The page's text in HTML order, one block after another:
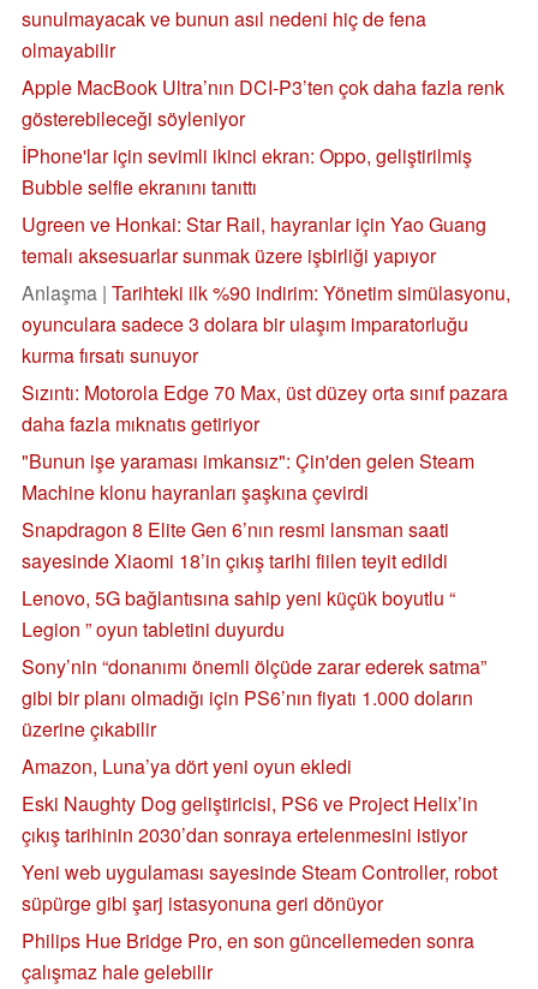
sunulmayacak ve bunun asıl nedeni hiç de fena
olmayabilir
Apple MacBook Ultra’nın DCI-P3’ten çok daha fazla renk
gösterebileceği söyleniyor
İPhone'lar için sevimli ikinci ekran: Oppo, geliştirilmiş
Bubble selfie ekranını tanıttı
Ugreen ve Honkai: Star Rail, hayranlar için Yao Guang
temalı aksesuarlar sunmak üzere işbirliği yapıyor
Anlaşma | Tarihteki ilk %90 indirim: Yönetim simülasyonu,
oyunculara sadece 3 dolara bir ulaşım imparatorluğu
kurma fırsatı sunuyor
Sızıntı: Motorola Edge 70 Max, üst düzey orta sınıf pazara
daha fazla mıknatıs getiriyor
"Bunun işe yaraması imkansız": Çin'den gelen Steam
Machine klonu hayranları şaşkına çevirdi
Snapdragon 8 Elite Gen 6’nın resmi lansman saati
sayesinde Xiaomi 18’in çıkış tarihi fiilen teyit edildi
Lenovo, 5G bağlantısına sahip yeni küçük boyutlu “
Legion ” oyun tabletini duyurdu
Sony’nin “donanımı önemli ölçüde zarar ederek satma”
gibi bir planı olmadığı için PS6’nın fiyatı 1.000 doların
üzerine çıkabilir
Amazon, Luna’ya dört yeni oyun ekledi
Eski Naughty Dog geliştiricisi, PS6 ve Project Helix’in
çıkış tarihinin 2030’dan sonraya ertelenmesini istiyor
Yeni web uygulaması sayesinde Steam Controller, robot
süpürge gibi şarj istasyonuna geri dönüyor
Philips Hue Bridge Pro, en son güncellemeden sonra
çalışmaz hale gelebilir